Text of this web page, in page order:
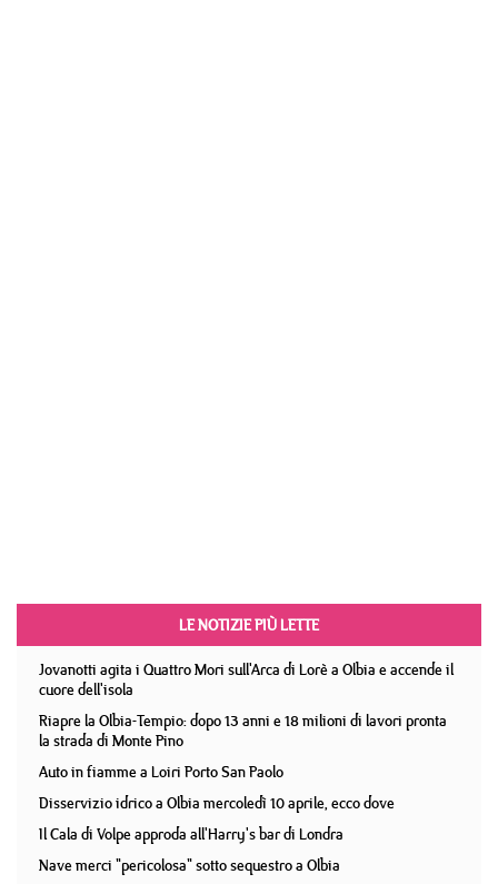
LE NOTIZIE PIÙ LETTE
Jovanotti agita i Quattro Mori sull'Arca di Lorè a Olbia e accende il
cuore dell'isola
Riapre la Olbia-Tempio: dopo 13 anni e 18 milioni di lavori pronta
la strada di Monte Pino
Auto in fiamme a Loiri Porto San Paolo
Disservizio idrico a Olbia mercoledì 10 aprile, ecco dove
Il Cala di Volpe approda all'Harry's bar di Londra
Nave merci "pericolosa" sotto sequestro a Olbia